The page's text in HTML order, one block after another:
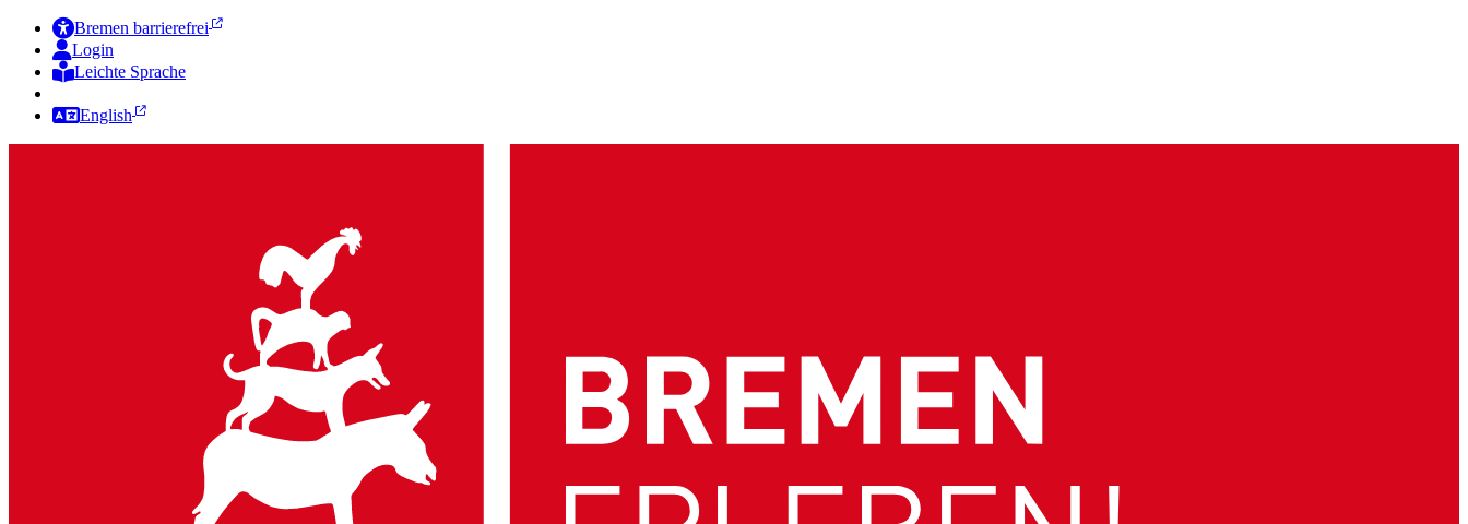
Bremen barrierefrei
Login
Leichte Sprache
English